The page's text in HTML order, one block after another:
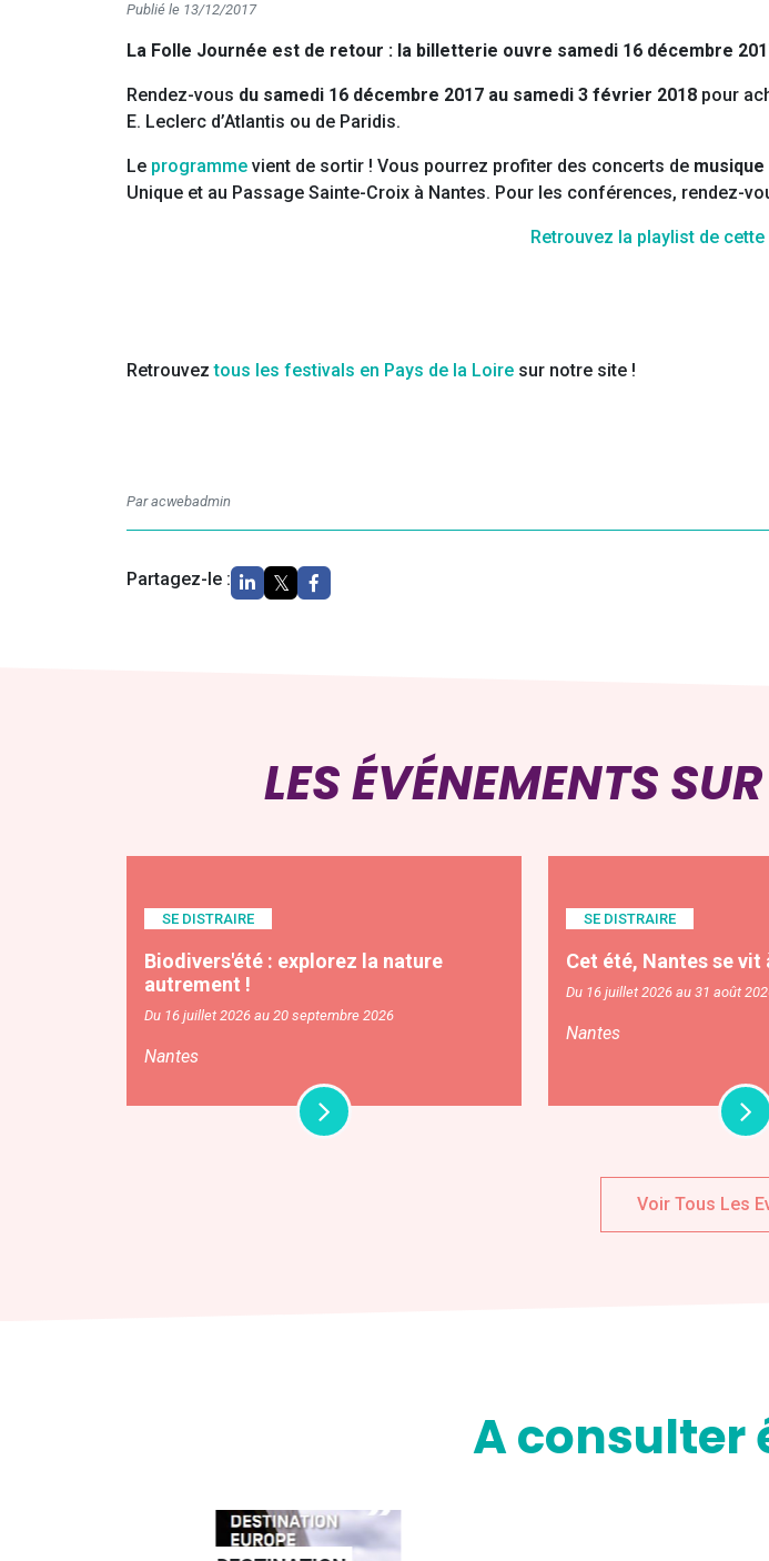
Publié le 13/12/2017
La Folle Journée est de retour : la billetterie ouvre samedi 16 décembre
Rendez-vous du samedi 16 décembre 2017 au samedi 3 février 2018 pour
E. Leclerc d’Atlantis ou de Paridis.
Le programme vient de sortir ! Vous pourrez profiter des concerts de
Unique et au Passage Sainte-Croix à Nantes. Pour les conférences, rendez-
Retrouvez la playlist de
Retrouveztous les festivals en Pays de la Loire sur notre site !
Par acwebadmin
Partagez-le :
LES ÉVÉNEMENTS
SE DISTRAIRE
Biodivers'été : explorez la nature
autrement !
Du 16 juillet 2026 au 20 septembre 2026
Nantes
SE DISTRAIRE
Cet été, Nantes se vit
Du 16 juillet 2026 au 31 août
Nantes
Voir Tous Les
A consulter